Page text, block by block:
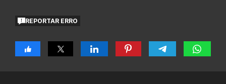
REPORTAR ERRO